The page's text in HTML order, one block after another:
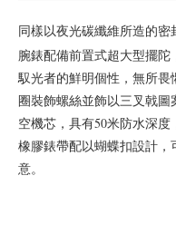
同樣以夜光碳纖維所造的
腕錶配備前置式超大型擺
馭光者的鮮明個性，無所
圈裝飾螺絲並飾以三叉戟
空機芯，具有50米防水深度
橡膠錶帶配以蝴蝶扣設計
意。